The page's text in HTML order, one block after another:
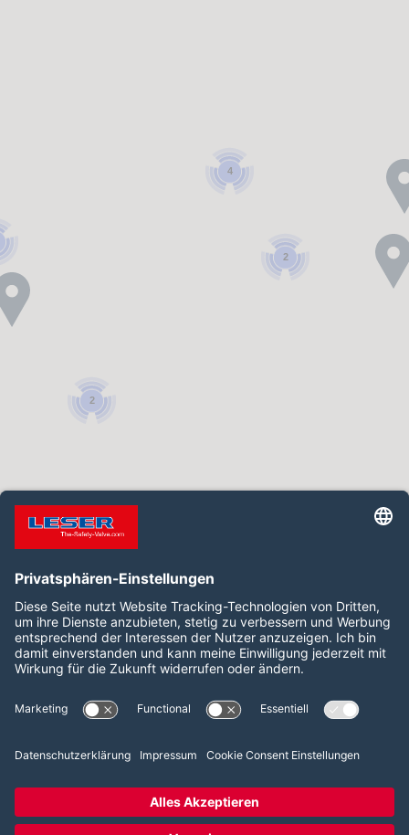
2
4
2
Folgen Sie uns auf:
LinkedIn YouTube
2026 LESER GmbH & Co. KG